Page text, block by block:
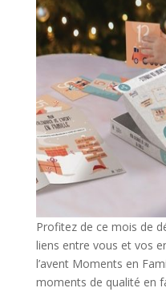
Profitez de ce mois de
liens entre vous et vos
l’avent Moments en
moments de qualité en